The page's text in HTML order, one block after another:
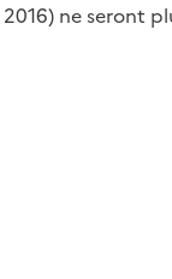
ne seront